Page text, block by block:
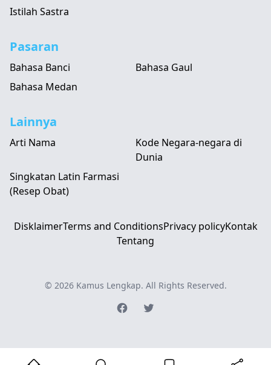
Istilah Sastra
Pasaran
Bahasa Banci
Bahasa Gaul
Bahasa Medan
Lainnya
Arti Nama
Kode Negara-negara di
Dunia
Singkatan Latin Farmasi
(Resep Obat)
DisklaimerTerms and ConditionsPrivacy policyKontak
Tentang
© 2026 Kamus Lengkap. All Rights Reserved.